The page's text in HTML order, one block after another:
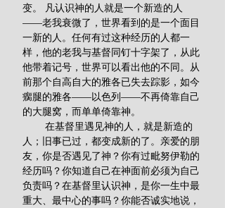
变。 凡认识神的人就是一个新造的人
——老我衰微了，世界看到的是一个面目
一新的人。任何有过这种经历的人都一
样，他的老我与基督同钉十字架了，从此
他带着记号，世界可以看出他的不同。从
前那个自高自大的雅各已失去踪影，如今
瘸腿的雅各——以色列——不再倚靠自己
的大腿窝，而单单倚靠神。
人；旧事已过，都变成新的了。亲爱的朋
友，你是否遇见了神？你有过毗努伊勒的
经历吗？你知道自己在神面前必须为自己
负责吗？在基督里认识神，是你一生中最
重大、最中心的事吗？你能否诚实地说，